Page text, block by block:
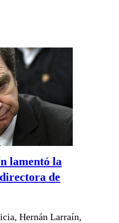
lamentó la
de
Hernán Larraín,